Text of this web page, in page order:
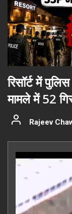
रिसॉर्ट में
मामले में 52
Rajeev